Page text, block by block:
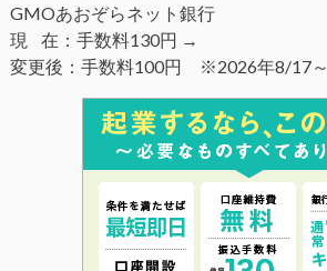
GMOあおぞらネット銀行
現 在：手数料130円 →
変更後：手数料100円 ※2026年8/17～